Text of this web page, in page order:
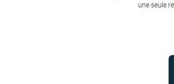
une seule